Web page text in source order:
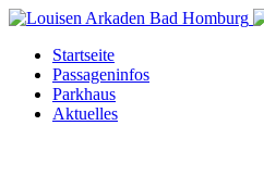
Startseite
Passageninfos
Parkhaus
Aktuelles